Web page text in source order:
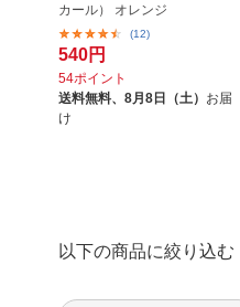
カール） オレンジ
(12)
540円
54ポイント
送料無料、 8月8日（土） お届
け
以下の商品に絞り込む